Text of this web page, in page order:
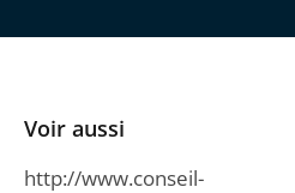
Voir aussi
http://www.conseil-